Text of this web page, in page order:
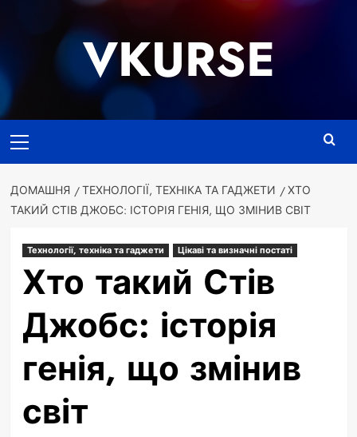
VKURSE
меню
ДОМАШНЯ ТЕХНОЛОГІЇ, ТЕХНІКА ТА ГАДЖЕТИ
ХТО
ТАКИЙ СТІВ ДЖОБС: ІСТОРІЯ ГЕНІЯ, ЩО ЗМІНИВ СВІТ
Технології, техніка та гаджети Цікаві та визначні постаті
Хто такий Стів
Джобс: історія
генія, що змінив
світ